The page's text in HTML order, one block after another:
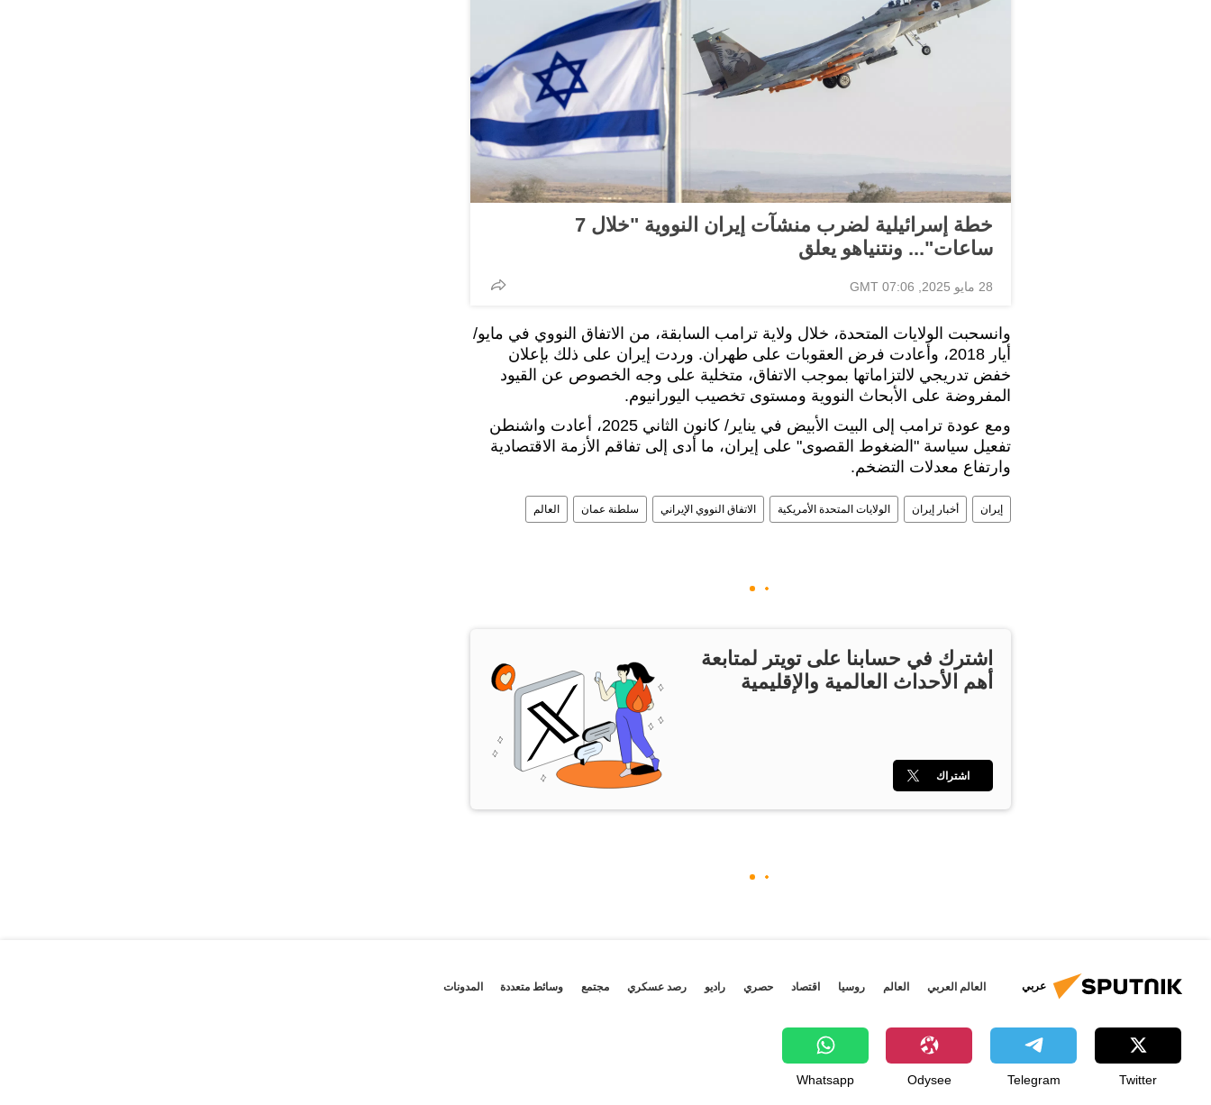
خطة إسرائيلية لضرب منشآت إيران النووية "خلال 7
ساعات"... ونتنياهو يعلق
28 مايو 2025, 07:06 GMT
وانسحبت الولايات المتحدة، خلال ولاية ترامب السابقة، من الاتفاق النووي في مايو/
أيار 2018، وأعادت فرض العقوبات على طهران. وردت إيران على ذلك بإعلان
خفض تدريجي لالتزاماتها بموجب الاتفاق، متخلية على وجه الخصوص عن القيود
المفروضة على الأبحاث النووية ومستوى تخصيب اليورانيوم.
ومع عودة ترامب إلى البيت الأبيض في يناير/ كانون الثاني 2025، أعادت واشنطن
تفعيل سياسة "الضغوط القصوى" على إيران، ما أدى إلى تفاقم الأزمة الاقتصادية
وارتفاع معدلات التضخم.
إيران أخبار إيران الولايات المتحدة الأمريكية الاتفاق النووي الإيراني سلطنة عمان العالم
اشترك في حسابنا على تويتر لمتابعة
أهم الأحداث العالمية والإقليمية
اشتراك
عربي العالم العربي العالم روسيا اقتصاد حصري راديو رصد عسكري مجتمع وسائط متعددة المدونات
Twitter
Telegram
Odysee
Whatsapp